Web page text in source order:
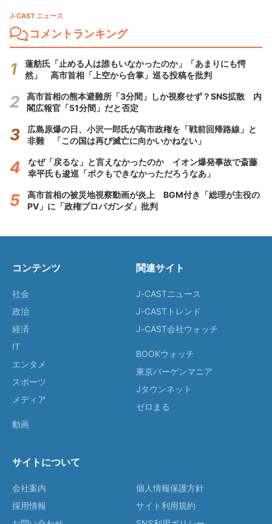
J-CAST ニュース
コメントランキング
蓮舫氏「止める人は誰もいなかったのか」「あまりにも愕
然」 高市首相「上空から合掌」巡る投稿を批判
高市首相の熊本避難所「3分間」しか視察せず？SNS拡散 内
閣広報官「51分間」だと否定
広島原爆の日、小沢一郎氏が高市政権を「戦前回帰路線」と
非難 「この国は再び滅亡に向かいかねない」
なぜ「戻るな」と言えなかったのか イオン爆発事故で斎藤
幸平氏も逡巡「ボクもできなかっただろうなあ」
高市首相の被災地視察動画が炎上 BGM付き「総理が主役の
PV」に「政権プロパガンダ」批判
コンテンツ
社会
政治
経済
IT
エンタメ
スポーツ
メディア
動画
関連サイト
J-CASTニュース
J-CASTトレンド
J-CAST会社ウォッチ
BOOKウォッチ
東京バーゲンマニア
Jタウンネット
ゼロまる
サイトについて
会社案内
採用情報
個人情報保護方針
サイト利用規約